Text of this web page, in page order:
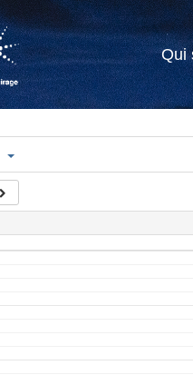
Qui